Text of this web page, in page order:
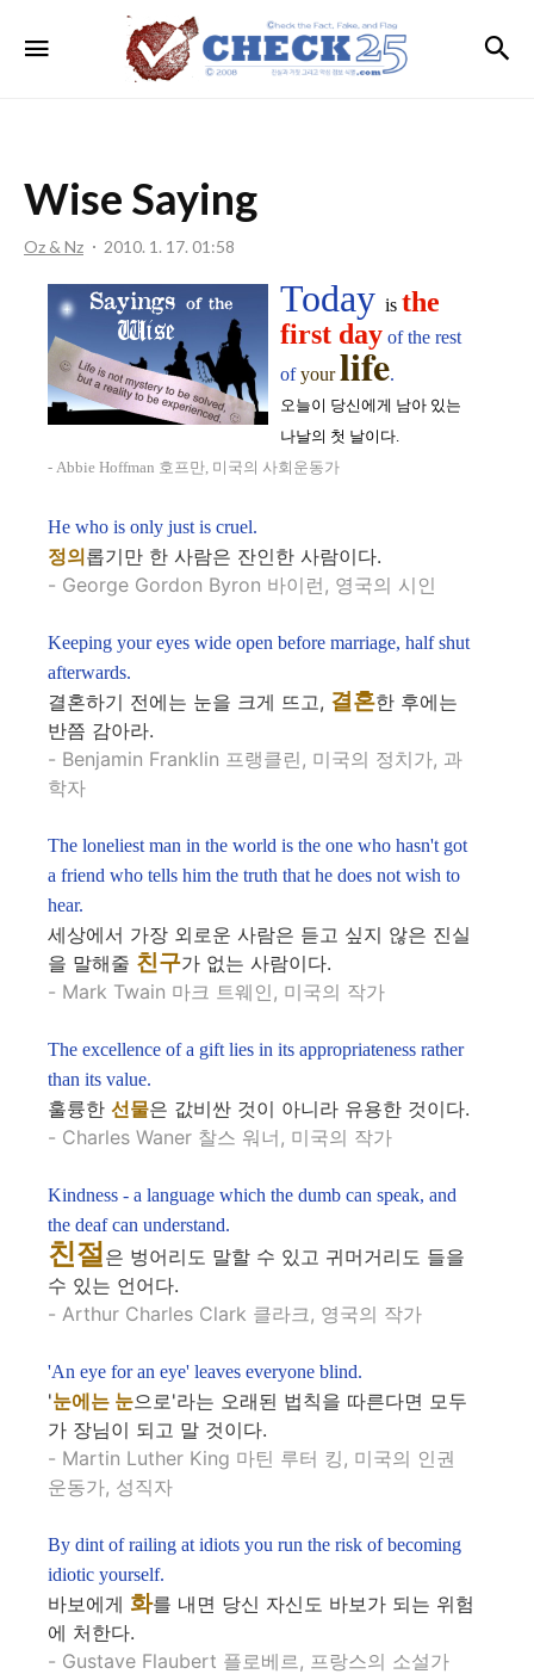
ⓒheck
the
Wise Saying
Oz & Nz 2010. 1. 17. 01:58
Today is the
first day of the rest
ofyour life.
오늘이 당신에게 남아 있는
나날의 첫 날이다.
- Abbie Hoffman 호프만, 미국의 사회운동가
He who is only just is cruel.
정의롭기만 한 사람은 잔인한 사람이다.
- George Gordon Byron 바이런, 영국의 시인
Keeping your eyes wide open before marriage, half shut
afterwards.
결혼하기 전에는 눈을 크게 뜨고, 결혼한 후에는
반쯤 감아라.
- Benjamin Franklin 프랭클린, 미국의 정치가, 과
학자
The loneliest man in the world is the one who hasn't got
a friend who tells him the truth that he does not wish to
hear.
세상에서 가장 외로운 사람은 듣고 싶지 않은 진실
을 말해줄 친구가 없는 사람이다.
- Mark Twain 마크 트웨인, 미국의 작가
The excellence of a gift lies in its appropriateness rather
than its value.
훌륭한 선물은 값비싼 것이 아니라 유용한 것이다.
- Charles Waner 찰스 워너, 미국의 작가
Kindness - a language which the dumb can speak, and
the deaf can understand.
친절은 벙어리도 말할 수 있고 귀머거리도 들을
수 있는 언어다.
- Arthur Charles Clark 클라크, 영국의 작가
'An eye for an eye' leaves everyone blind.
'눈에는 눈으로'라는 오래된 법칙을 따른다면 모두
가 장님이 되고 말 것이다.
- Martin Luther King 마틴 루터 킹, 미국의 인권
운동가, 성직자
By dint of railing at idiots you run the risk of becoming
idiotic yourself.
바보에게 화를 내면 당신 자신도 바보가 되는 위험
에 처한다.
- Gustave Flaubert 플로베르, 프랑스의 소설가